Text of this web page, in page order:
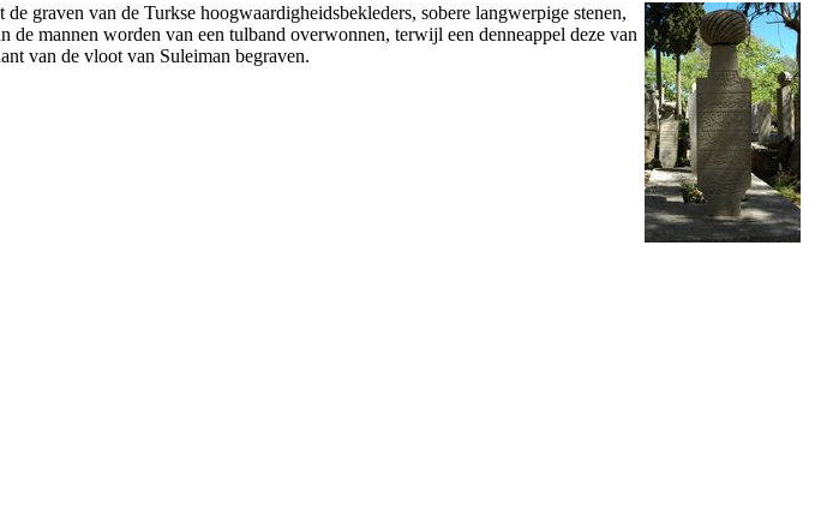
graven van de Turkse hoogwaardigheidsbekleders, sobere langwerpige stenen,
de mannen worden van een tulband overwonnen, terwijl een denneappel deze van
van de vloot van Suleiman begraven.